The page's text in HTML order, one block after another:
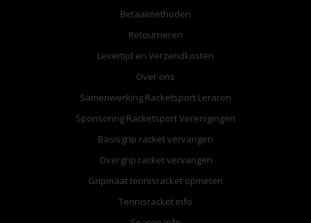
Betaalmethoden
Retourneren
Levertijd en Verzendkosten
Over ons
Samenwerking Racketsport Leraren
Sponsoring Racketsport Verenigingen
Basisgrip racket vervangen
Overgrip racket vervangen
Gripmaat tennisracket opmeten
Tennisracket info